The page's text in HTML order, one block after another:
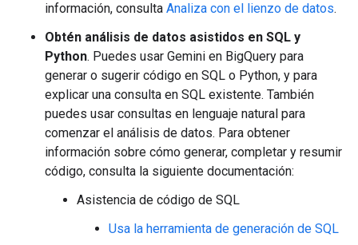
información, consulta Analiza con el lienzo de datos.
Obtén análisis de datos asistidos en SQL y
Python. Puedes usar Gemini en BigQuery para
generar o sugerir código en SQL o Python, y para
explicar una consulta en SQL existente. También
puedes usar consultas en lenguaje natural para
comenzar el análisis de datos. Para obtener
información sobre cómo generar, completar y resumir
código, consulta la siguiente documentación:
Asistencia de código de SQL
Usa la herramienta de generación de SQL